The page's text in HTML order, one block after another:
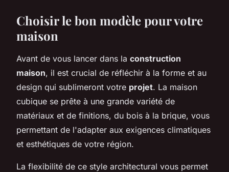
Choisir le bon modèle pour votre
maison
Avant de vous lancer dans la construction
maison, il est crucial de réfléchir à la forme et au
design qui sublimeront votre projet. La maison
cubique se prête à une grande variété de
matériaux et de finitions, du bois à la brique, vous
permettant de l'adapter aux exigences climatiques
et esthétiques de votre région.
La flexibilité de ce style architectural vous permet